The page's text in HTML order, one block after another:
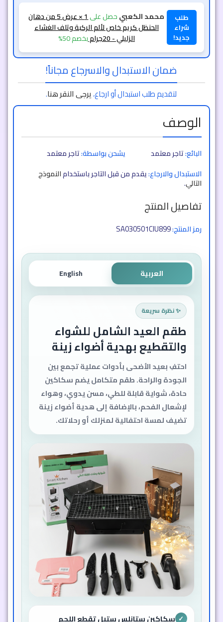
طلب
شراء
جديد!
محمد.العسيويحصل على
1 × عرض 3
الزيت الهندي 108 عشبة
بخصم 50%
ضمان الاستبدال والاسرجاع مجاناً!
لتقديم طلب استبدال أو ارجاع،يرجى النقر هنا.
الوصف
البائع:تاجر معتمد يشحن بواسطة:تاجر معتمد
الاستبدال والارجاع:يقدم من قبل التاجر باستخدامالنموذج
التالي.
تفاصيل المنتج
رمز المنتج:SA030501CIU899
العربية English
✨ نظرة سريعة
طقم العيد الشامل للشواء
والتقطيع بهدية أضواء زينة
احتفِ بعيد الأضحى بأدوات عملية تجمع بين
الجودة والراحة. طقم متكامل يضم سكاكين
حادة، شواية قابلة للطي، مسن يدوي، وهواء
لإشعال الفحم، بالإضافة إلى هدية أضواء زينة
تضيف لمسة احتفالية لمنزلك أو رحلاتك.
✓ سكاكين ستانلس ستيل تقطع اللحم